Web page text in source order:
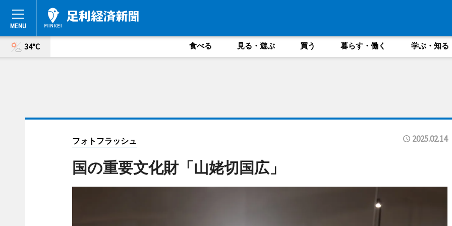
34°C 食べる 見る・遊ぶ 買う 暮らす・働く 学ぶ・知る
フォトフラッシュ 2025.02.14
国の重要文化財「山姥切国広」